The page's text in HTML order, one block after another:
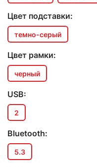
Цвет подставки:
темно-серый
Цвет рамки:
черный
USB:
2
Bluetooth:
5.3